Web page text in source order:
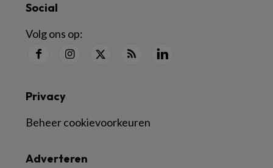
Social
Volg ons op:
Adverteren
Privacy
Beheer cookievoorkeuren